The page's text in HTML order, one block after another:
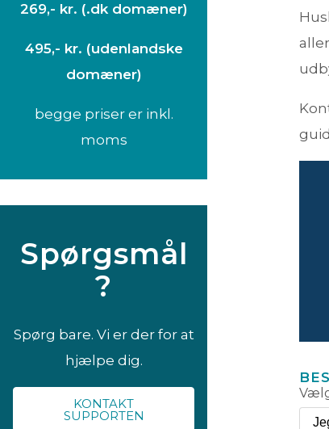
269,- kr. (.dk domæner)
495,- kr. (udenlandske
domæner)
begge priser er inkl.
moms
Spørgsmål
?
Spørg bare. Vi er der for at
hjælpe dig.
KONTAKT
SUPPORTEN